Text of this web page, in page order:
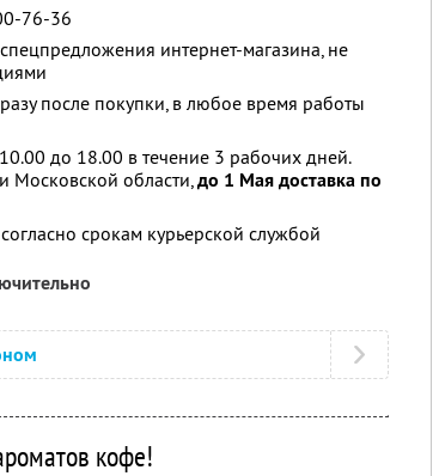
76-36
интернет-магазина, не
после покупки, в любое время работы
до 18.00 в течение 3 рабочих дней.
Московской области,до 1 Мая доставка по
срокам курьерской службой
кофе!